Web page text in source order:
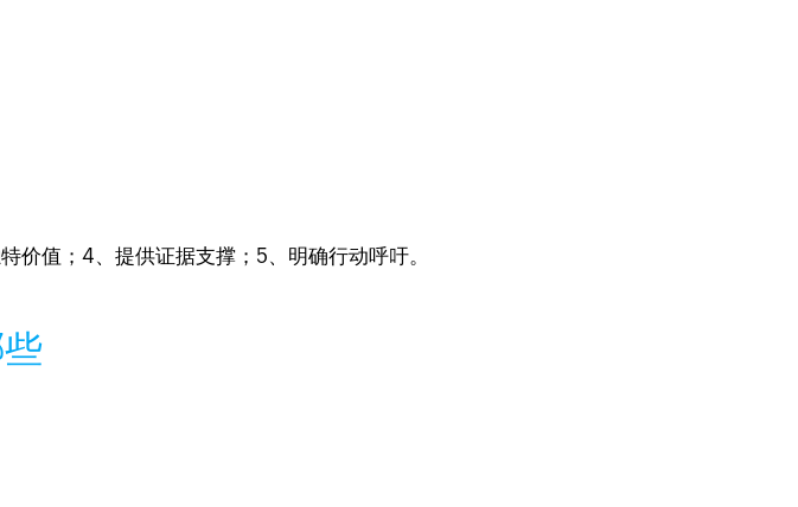
价值；4、提供证据支撑；5、明确行动呼吁。